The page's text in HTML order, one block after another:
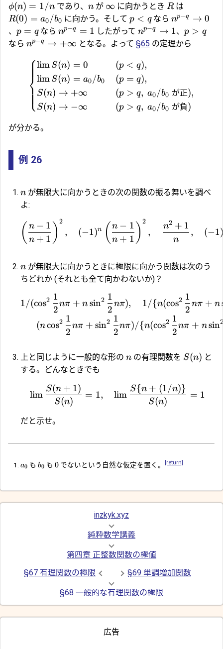
ϕ(n) = 1/nであり、 nが ∞ に向かうとき Rは
R(0) = a0/b0 に向かう。そして p < qならnp−q → 0
、 p = qならnp−q = 1 したがってnp−q → 1、 p > q
なら np−q → +∞ となる。よって §65 の定理から
⎩
⎨
⎧lim S(n) = 0
lim S(n) = a0/b0
S(n) → +∞
S(n) → −∞
(p < q),
(p = q),
(p > q, a0/b0 が正),
(p > q, a0/b0 が負)
が分かる。
例 26
n が無限大に向かうときの次の関数の振る舞いを調べ
よ:
( n + 1
n − 1 ) 2
, (−1)n ( n + 1
n − 1 ) 2
,
n
n2 + 1
, (−1
n が無限大に向かうときに極限に向かう関数は次のう
ちどれか (それとも全て向かわないか)？
1/(cos2
2
1
nπ + n sin2
2
1
nπ), 1/{n(cos2
2
1
nπ + n
(ncos2
2
1
nπ + sin2
2
1
nπ)/{n(cos2
2
1
nπ + nsin2
上と同じように一般的な形の n の有理関数を S(n) と
する。どんなときでも
lim
S(n)
S(n + 1)
= 1, lim
S(n)
S{n + (1/n)}
= 1
だと示せ。
a0 も b0 も 0 でないという自然な仮定を置く。 [return]
inzkyk.xyz
純粋数学講義
第四章 正整数関数の極値
§67 有理関数の極限
§69 単調増加関数
§68 一般的な有理関数の極限
広告